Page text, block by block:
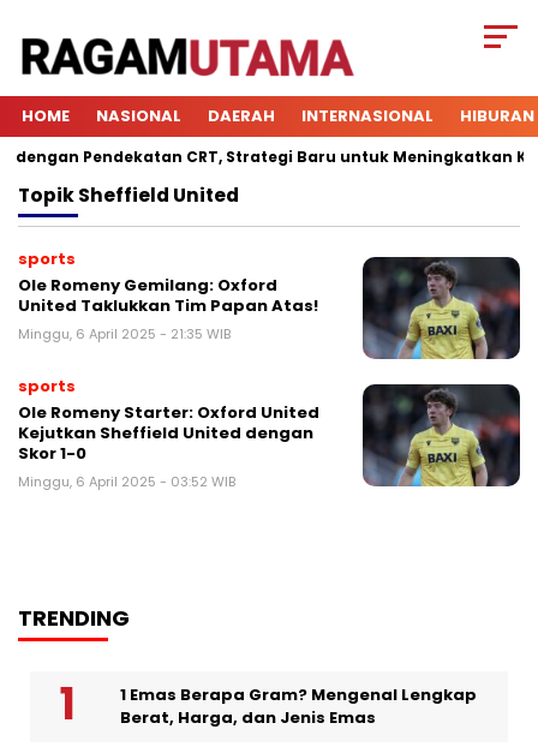
HOME NASIONAL DAERAH INTERNASIONAL HIBURAN
Pendekatan CRT, Strategi Baru untuk Meningkatkan
TopikSheffield United
sports
Ole Romeny Gemilang: Oxford
United Taklukkan Tim Papan Atas!
Minggu, 6 April 2025 - 21:35 WIB
sports
Ole Romeny Starter: Oxford United
Kejutkan Sheffield United dengan
Skor 1-0
Minggu, 6 April 2025 - 03:52 WIB
TRENDING
1 Emas Berapa Gram? Mengenal Lengkap
Berat, Harga, dan Jenis Emas